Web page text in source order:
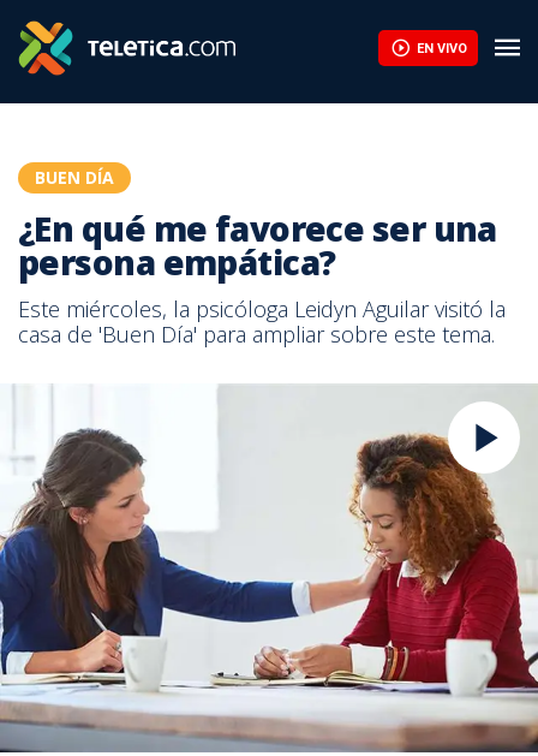
EN VIVO
BUEN DÍA
¿En qué me favorece ser una
persona empática?
Este miércoles, la psicóloga Leidyn Aguilar visitó la
casa de 'Buen Día' para ampliar sobre este tema.